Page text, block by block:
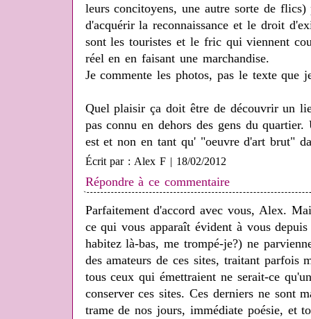
leurs concitoyens, une autre sorte de flics)
d'acquérir la reconnaissance et le droit
sont les touristes et le fric qui viennent
réel en en faisant une marchandise.
Je commente les photos, pas le texte que
Quel plaisir ça doit être de découvrir un
pas connu en dehors des gens du
est et non en tant qu' "oeuvre d'art brut"
Écrit par : Alex F | 18/02/2012
Répondre à ce commentaire
Parfaitement d'accord avec vous, Alex.
ce qui vous apparaît évident à vous
habitez là-bas, me trompé-je?) ne
des amateurs de ces sites, traitant parfois
tous ceux qui émettraient ne serait-ce
conserver ces sites. Ces derniers ne sont
trame de nos jours, immédiate poésie, et